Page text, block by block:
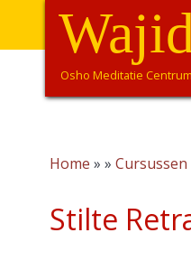
Overslaan
naar
Osho Meditatie Centrum
Home Cursussen
Stilte